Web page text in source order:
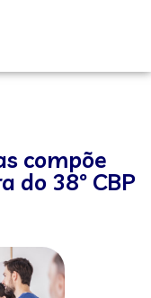
compõe
do 38º CBP